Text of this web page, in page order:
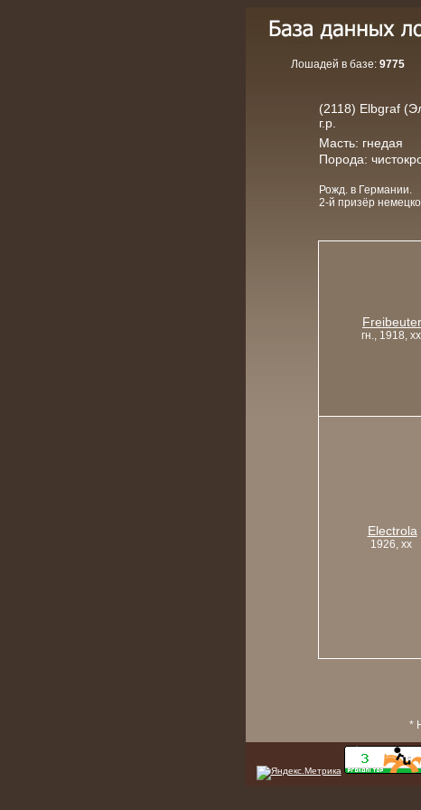
Лошадей в базе: 9775
(2118) Elbgraf
г.р.
Масть: гнедая
Порода:
Рожд. в Германии.
2-й призёр
Freibeuter
гн., 1918, xx
Electrola
1926, xx
*